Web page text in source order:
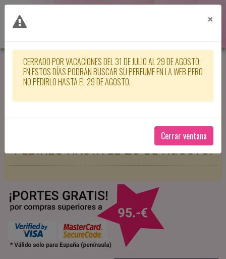
CERRADO POR VACACIONES DEL 31
DE JULIO AL 29 DE AGOSTO, EN
ESTOS DÍAS PODRÁN BUSCAR SU
PERFUME EN LA WEB PERO NO
PEDIRLO HASTA EL 29 DE AGOSTO.
×
CERRADO POR VACACIONES DEL 31 DE JULIO AL 29 DE AGOSTO,
EN ESTOS DÍAS PODRÁN BUSCAR SU PERFUME EN LA WEB PERO
NO PEDIRLO HASTA EL 29 DE AGOSTO.
Cerrar ventana